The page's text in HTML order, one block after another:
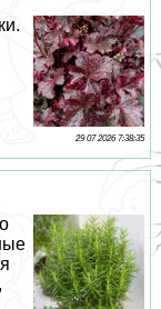
29 07 2026 7:38:35